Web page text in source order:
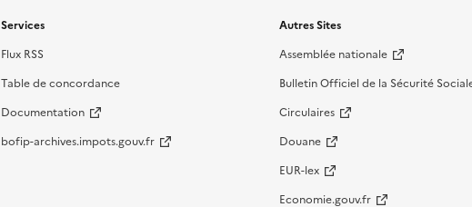
Services
Flux RSS
Table de concordance
Documentation
bofip-archives.impots.gouv.fr
Autres Sites
Assemblée nationale
Bulletin Officiel de la Sécurité
Circulaires
Douane
EUR-lex
Economie.gouv.fr